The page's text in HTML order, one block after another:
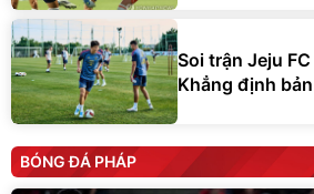
Soi trận Jeju
Khẳng định
BÓNG ĐÁ PHÁP